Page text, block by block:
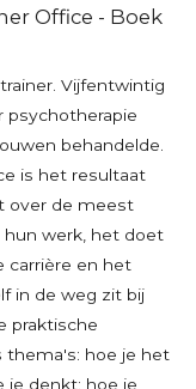
Office - Boek
Vijfentwintig
psychotherapie
behandelde.
is het resultaat
over de meest
werk, het doet
carrière en het
in de weg zit bij
praktische
thema's: hoe je het
je denkt; hoe je